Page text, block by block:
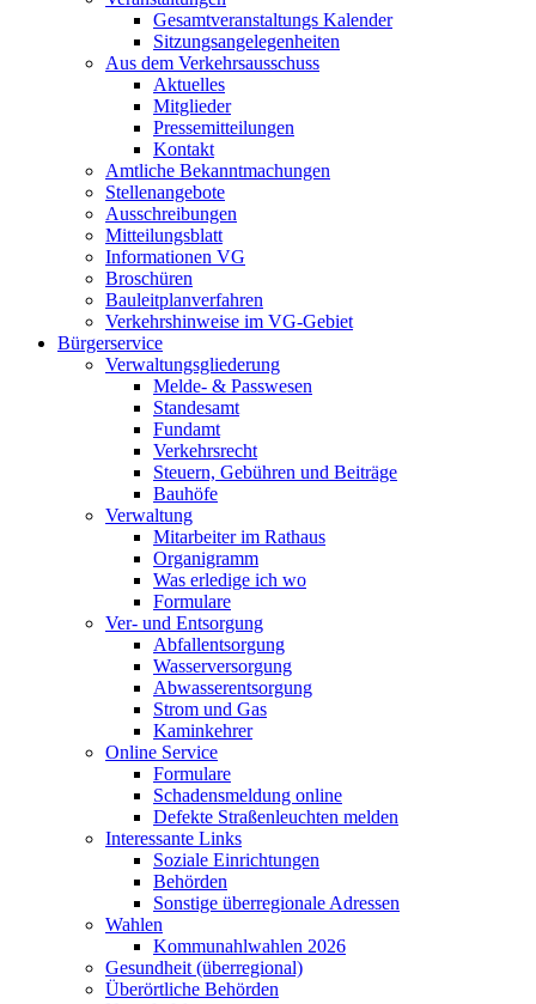
Gesamtveranstaltungs Kalender
Sitzungsangelegenheiten
Aus dem Verkehrsausschuss
Aktuelles
Mitglieder
Pressemitteilungen
Kontakt
Amtliche Bekanntmachungen
Stellenangebote
Ausschreibungen
Mitteilungsblatt
Informationen VG
Broschüren
Bauleitplanverfahren
Verkehrshinweise im VG-Gebiet
Bürgerservice
Verwaltungsgliederung
Melde- & Passwesen
Standesamt
Fundamt
Verkehrsrecht
Steuern, Gebühren und Beiträge
Bauhöfe
Verwaltung
Mitarbeiter im Rathaus
Organigramm
Was erledige ich wo
Formulare
Ver- und Entsorgung
Abfallentsorgung
Wasserversorgung
Abwasserentsorgung
Strom und Gas
Kaminkehrer
Online Service
Formulare
Schadensmeldung online
Defekte Straßenleuchten melden
Interessante Links
Soziale Einrichtungen
Behörden
Sonstige überregionale Adressen
Wahlen
Kommunahlwahlen 2026
Gesundheit (überregional)
Überörtliche Behörden